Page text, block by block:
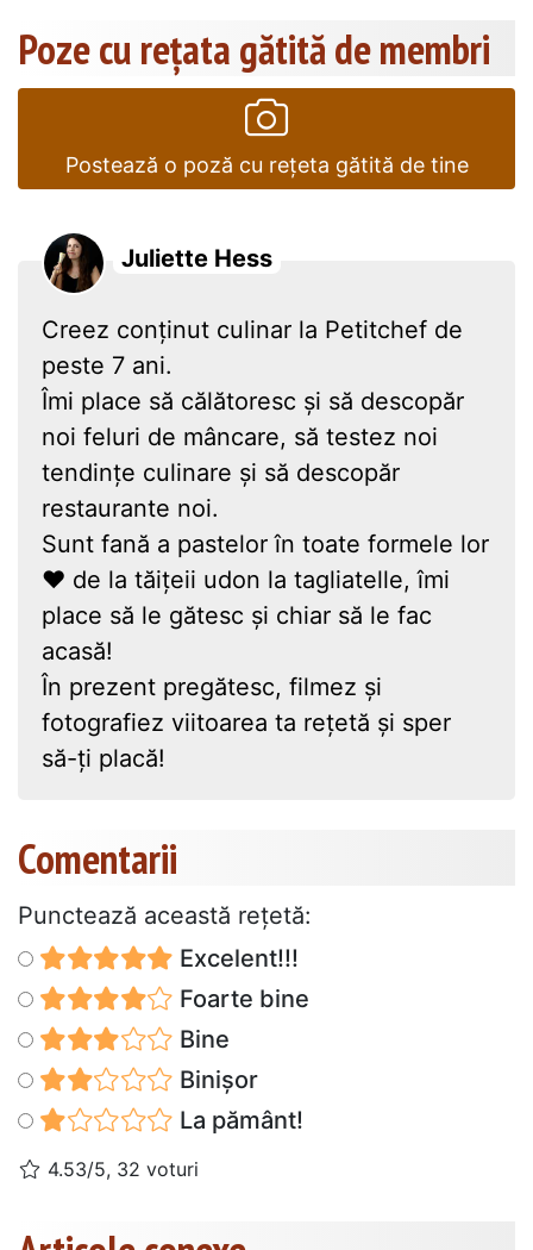
Poze cu rețata gătită de membri
Postează o poză cu rețeta gătită de tine
Juliette Hess
Creez conținut culinar la Petitchef de
peste 7 ani.
Îmi place să călătoresc și să descopăr
noi feluri de mâncare, să testez noi
tendințe culinare și să descopăr
restaurante noi.
Sunt fană a pastelor în toate formele lor
❤ de la tăițeii udon la tagliatelle, îmi
place să le gătesc și chiar să le fac
acasă!
În prezent pregătesc, filmez și
fotografiez viitoarea ta rețetă și sper
să-ți placă!
Comentarii
Punctează această reţetă:
Excelent!!!
Foarte bine
Bine
Binișor
La pământ!
4.53/5, 32 voturi